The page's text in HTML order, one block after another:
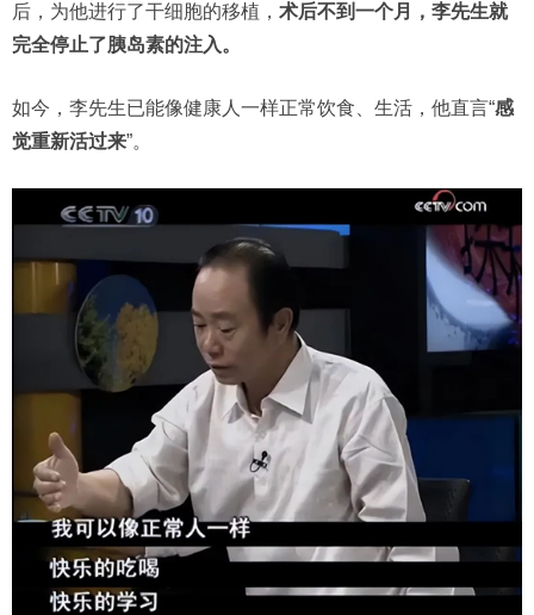
后，为他进行了干细胞的移植， 术后不到一个月，李先生就
完全停止了胰岛素的注入。
如今，李先生已能像健康人一样正常饮食、生活，他直言“感
觉重新活过来”。